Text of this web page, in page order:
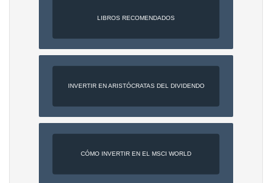
LIBROS RECOMENDADOS
INVERTIR EN ARISTÓCRATAS DEL DIVIDENDO
CÓMO INVERTIR EN EL MSCI WORLD